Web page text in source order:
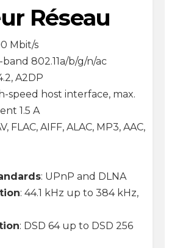
Réseau
Mbit/s
802.11a/b/g/n/ac
A2DP
speed host interface, max.
1.5 A
FLAC, AIFF, ALAC, MP3, AAC,
: UPnP and DLNA
: 44.1 kHz up to 384 kHz,
: DSD 64 up to DSD 256